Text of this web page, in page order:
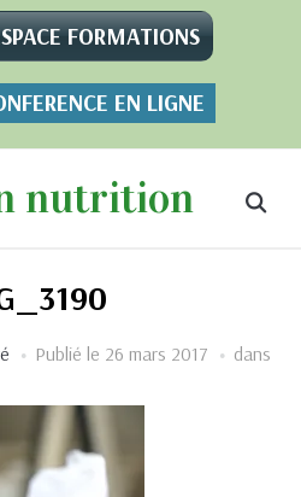
FORMATIONS
EN LIGNE
nutrition
Publié le 26 mars 2017 dans